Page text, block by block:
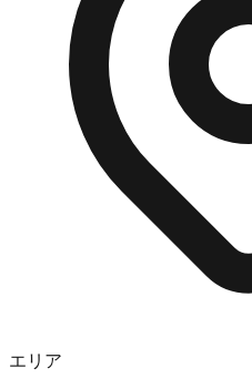
エリア